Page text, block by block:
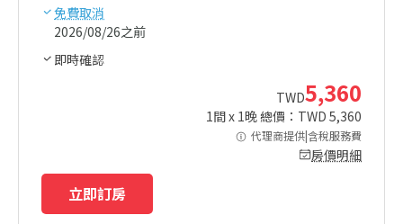
免費取消
2026/08/26之前
即時確認
TWD5,360
1間 x 1晚 總價：TWD 5,360
代理商提供|含稅服務費
房價明細
立即訂房